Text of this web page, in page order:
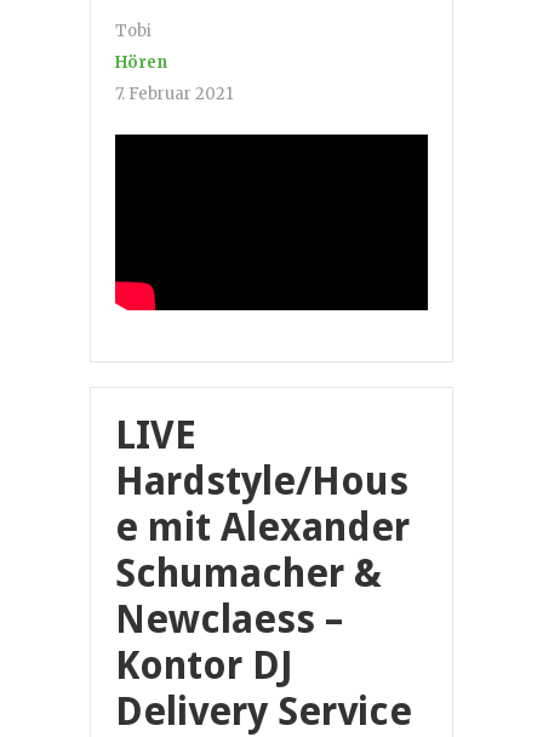
Tobi
Hören
7. Februar 2021
LIVE
Hardstyle/Hous
e mit Alexander
Schumacher &
Newclaess –
Kontor DJ
Delivery Service